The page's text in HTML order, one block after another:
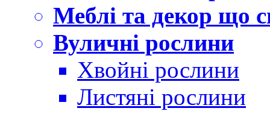
Меблі та декор що
Вуличні рослини
Хвойні рослини
Листяні рослини